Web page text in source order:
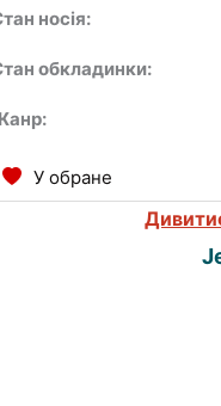
носія:
обкладинки:
У обране